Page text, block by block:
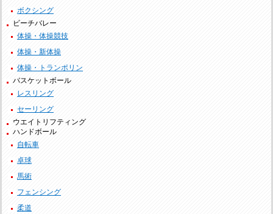
ボクシング
ビーチバレー
体操・体操競技
体操・新体操
体操・トランポリン
バスケットボール
レスリング
セーリング
ウエイトリフティング
ハンドボール
自転車
卓球
馬術
フェンシング
柔道